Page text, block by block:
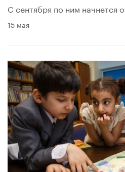
С сентября по ним начнется
15 мая